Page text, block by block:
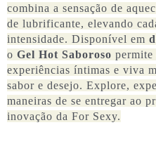
combina a sensação de
de lubrificante, elevando
intensidade. Disponível em
o Gel Hot Saboroso permite
experiências íntimas e viva
sabor e desejo. Explore,
maneiras de se entregar ao
inovação da For Sexy.